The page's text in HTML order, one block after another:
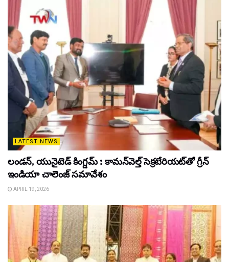
LATEST NEWS
లండన్, యునైటెడ్ కింగ్డమ్ : కామన్‌వెల్త్ సెక్రటేరియట్‌తో గ్రీన్
ఇండియా చాలెంజ్ సమావేశం
APRIL 19, 2026